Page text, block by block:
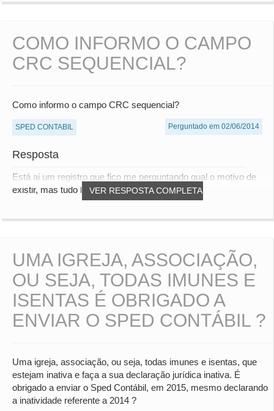
COMO INFORMO O CAMPO
CRC SEQUENCIAL?
Como informo o campo CRC sequencial?
SPED CONTABIL Perguntado em 02/06/2014
Resposta
VER RESPOSTA COMPLETA
Está ai um registro que fico me perguntando qual o motivo de
existir, mas tudo bem... Conforme o man...
UMA IGREJA, ASSOCIAÇÃO,
OU SEJA, TODAS IMUNES E
ISENTAS É OBRIGADO A
ENVIAR O SPED CONTÁBIL ?
Uma igreja, associação, ou seja, todas imunes e isentas, que
estejam inativa e faça a sua declaração jurídica inativa. É
obrigado a enviar o Sped Contábil, em 2015, mesmo declarando
a inatividade referente a 2014 ?